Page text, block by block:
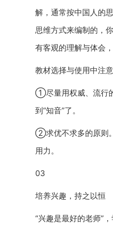
解，通常按中国人的
思维方式来编制的，
有客观的理解与体会
教材选择与使用中注
①尽量用权威、流行
到“知音”了。
②求优不求多的原则
用力。
03
培养兴趣，持之以恒
“兴趣是最好的老师”